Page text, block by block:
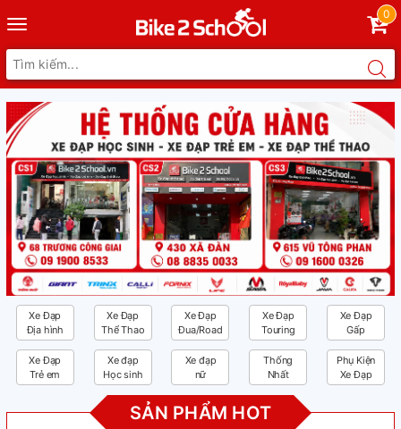
Toggle
navigation
0
Xe Đạp
Địa hình
Xe Đạp
Thể Thao
Xe Đạp
Đua/Road
Xe Đạp
Touring
Xe Đạp
Gấp
Xe Đạp
Trẻ em
Xe đạp
Học sinh
Xe đạp
nữ
Thống
Nhất
Phụ Kiện
Xe Đạp
SẢN PHẨM HOT